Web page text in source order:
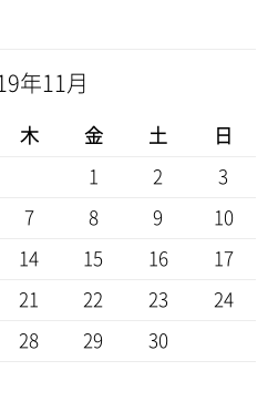
年11月
木 金 土 日
1 2 3
7 8 9 10
14 15 16 17
21 22 23 24
28 29 30